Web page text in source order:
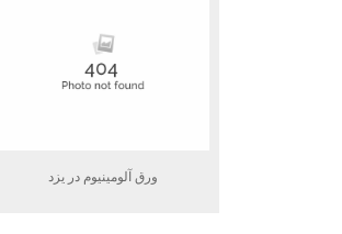
ورق آلومینیوم در یزد